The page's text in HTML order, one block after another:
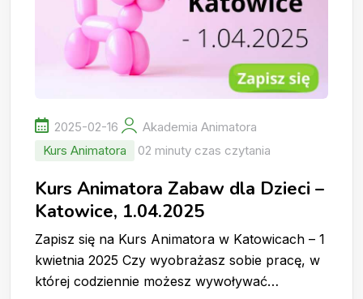
2025-02-16
Akademia Animatora
Kurs Animatora
02 minuty czas czytania
Kurs Animatora Zabaw dla Dzieci –
Katowice, 1.04.2025
Zapisz się na Kurs Animatora w Katowicach – 1
kwietnia 2025 Czy wyobrażasz sobie pracę, w
której codziennie możesz wywoływać…